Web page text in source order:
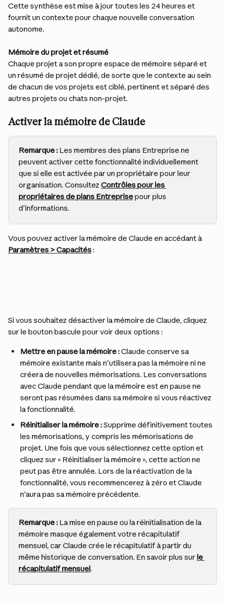
Cette synthèse est mise à jour toutes les 24 heures et
fournit un contexte pour chaque nouvelle conversation
autonome.
Mémoire du projet et résumé
Chaque projet a son propre espace de mémoire séparé et
un résumé de projet dédié, de sorte que le contexte au sein
de chacun de vos projets est ciblé, pertinent et séparé des
autres projets ou chats non-projet.
Activer la mémoire de Claude
Remarque : Les membres des plans Entreprise ne
peuvent activer cette fonctionnalité individuellement
que si elle est activée par un propriétaire pour leur
organisation. Consultez Contrôles pour les
propriétaires de plans Entreprise pour plus
d'informations.
Vous pouvez activer la mémoire de Claude en accédant à
Paramètres > Capacités :
Si vous souhaitez désactiver la mémoire de Claude, cliquez
sur le bouton bascule pour voir deux options :
Mettre en pause la mémoire : Claude conserve sa
mémoire existante mais n'utilisera pas la mémoire ni ne
créera de nouvelles mémorisations. Les conversations
avec Claude pendant que la mémoire est en pause ne
seront pas résumées dans sa mémoire si vous réactivez
la fonctionnalité.
Réinitialiser la mémoire : Supprime définitivement toutes
les mémorisations, y compris les mémorisations de
projet. Une fois que vous sélectionnez cette option et
cliquez sur « Réinitialiser la mémoire », cette action ne
peut pas être annulée. Lors de la réactivation de la
fonctionnalité, vous recommencerez à zéro et Claude
n'aura pas sa mémoire précédente.
Remarque : La mise en pause ou la réinitialisation de la
mémoire masque également votre récapitulatif
mensuel, car Claude crée le récapitulatif à partir du
même historique de conversation. En savoir plus sur le
récapitulatif mensuel.